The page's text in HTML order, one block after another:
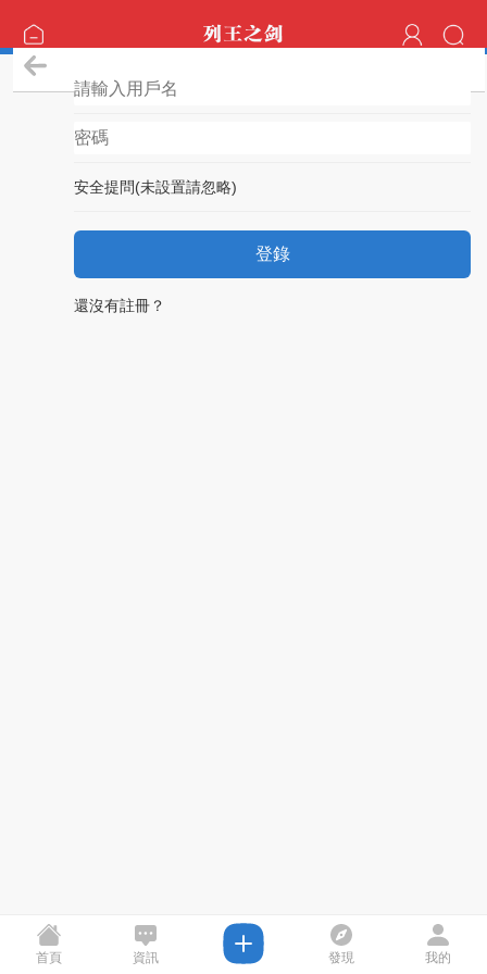
安全提問(未設置請忽略)
登錄
還沒有註冊？
首頁 資訊 發現 我的